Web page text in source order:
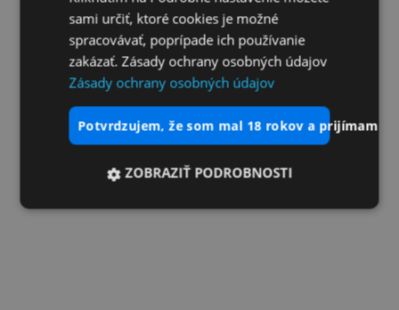
sami určiť, ktoré cookies je možné
spracovávať, poprípade ich používanie
zakázať. Zásady ochrany osobných údajov
Zásady ochrany osobných údajov
potvrdzujem, že som mal 18 rokov a prijímam
ZOBRAZIŤ PODROBNOSTI